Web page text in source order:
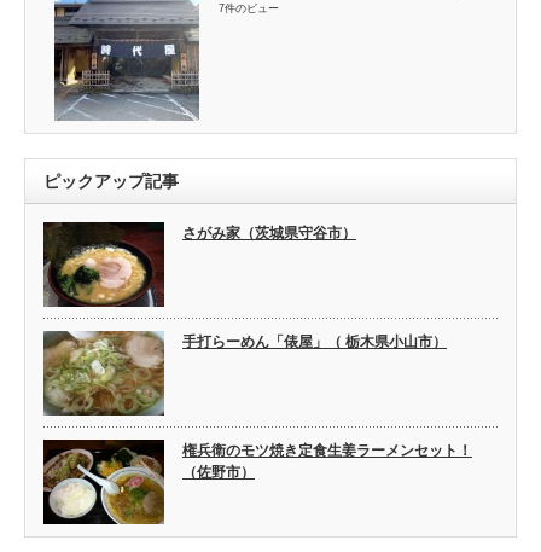
7件のビュー
ピックアップ記事
さがみ家（茨城県守谷市）
手打らーめん「俵屋」（ 栃木県小山市）
権兵衛のモツ焼き定食生姜ラーメンセット！
（佐野市）